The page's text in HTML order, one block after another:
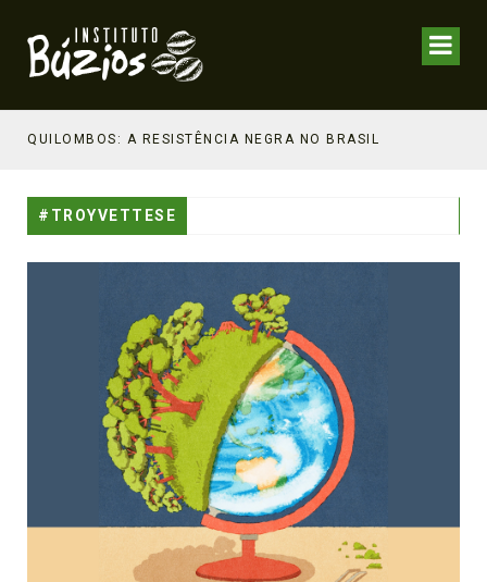
QUILOMBOS: A RESISTÊNCIA NEGRA NO BRASIL
#TROYVETTESE